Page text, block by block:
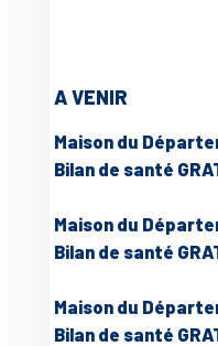
A VENIR
Maison du
Bilan de santé
Maison du
Bilan de santé
Maison du
Bilan de santé